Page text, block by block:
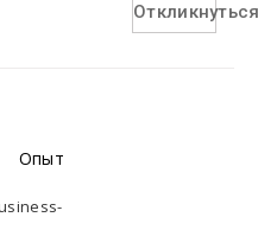
Опыт